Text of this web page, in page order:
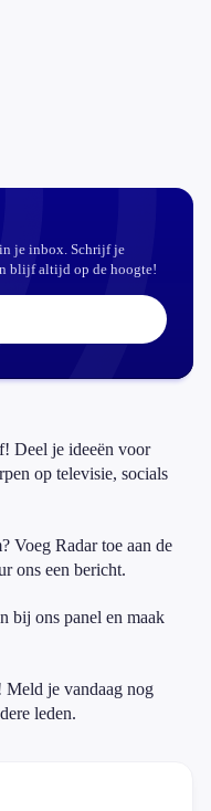
je inbox. Schrijf je
blijf altijd op de hoogte!
Deel je ideeën voor
op televisie, socials
Voeg Radar toe aan de
ons een bericht.
bij ons panel en maak
Meld je vandaag nog
leden.